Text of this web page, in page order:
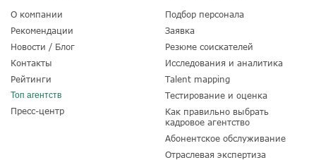
О компании
Рекомендации
Новости / Блог
Контакты
Рейтинги
Топ агентств
Пресс-центр
Подбор персонала
Заявка
Резюме соискателей
Исследования и аналитика
Talent mapping
Тестирование и оценка
Как правильно выбрать
кадровое агентство
Абонентское обслуживание
Отраслевая экспертиза